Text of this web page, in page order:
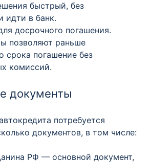
быстрый, без
идти в банк.
досрочного погашения.
позволяют раньше
срока погашение без
комиссий.
документы
потребуется
документов, в том числе:
РФ — основной документ,